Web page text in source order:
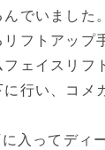
でいました。
フトアップ
ェイスリフ
行い、コメ
入ってディ